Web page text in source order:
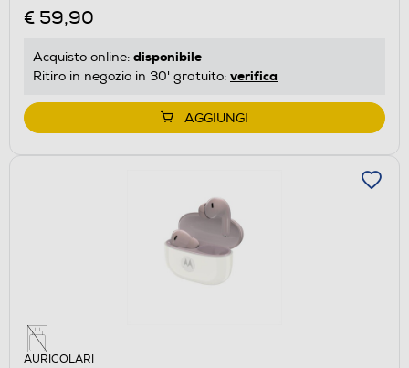
€ 59,90
Acquisto online: disponibile
Ritiro in negozio in 30' gratuito: verifica
AGGIUNGI
AURICOLARI